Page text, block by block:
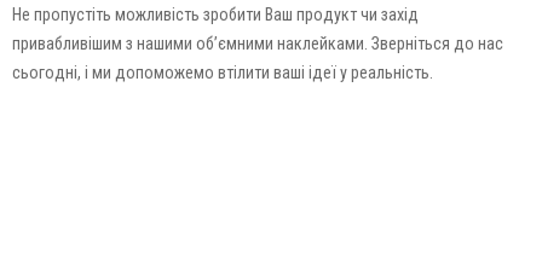
Не пропустіть можливість зробити Ваш продукт чи захід
привабливішим з нашими об’ємними наклейками. Зверніться до нас
сьогодні, і ми допоможемо втілити ваші ідеї у реальність.